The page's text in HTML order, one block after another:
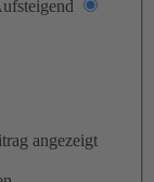
angezeigt